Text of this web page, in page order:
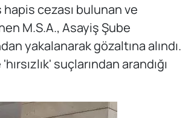
hapis cezası bulunan ve
M.S.A., Asayiş Şube
yakalanarak gözaltına alındı.
suçlarından arandığı